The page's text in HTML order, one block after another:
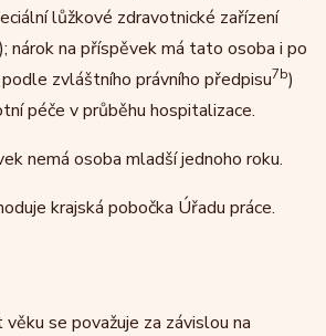
lůžkové zdravotnické zařízení
); nárok na příspěvek má tato osoba i po
zvláštního právního předpisu7b)
péče v průběhu hospitalizace.
nemá osoba mladší jednoho roku.
krajská pobočka Úřadu práce.
se považuje za závislou na